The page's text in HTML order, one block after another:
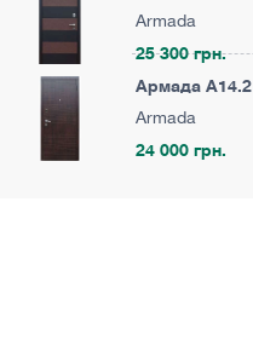
Armada
25 300 грн.
Армада A14.2
Armada
24 000 грн.